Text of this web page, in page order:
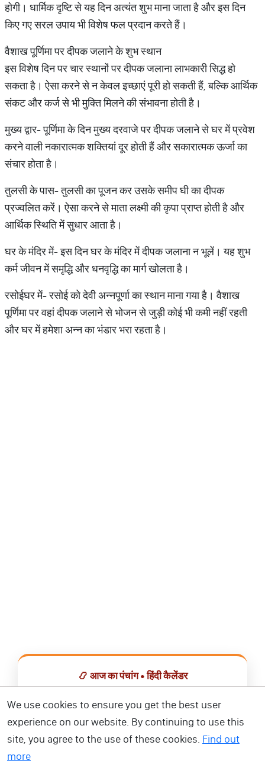
होगी। धार्मिक दृष्टि से यह दिन अत्यंत शुभ माना जाता है और इस दिन
किए गए सरल उपाय भी विशेष फल प्रदान करते हैं।
वैशाख पूर्णिमा पर दीपक जलाने के शुभ स्थान
इस विशेष दिन पर चार स्थानों पर दीपक जलाना लाभकारी सिद्ध हो
सकता है। ऐसा करने से न केवल इच्छाएं पूरी हो सकती हैं, बल्कि आर्थिक
संकट और कर्ज से भी मुक्ति मिलने की संभावना होती है।
मुख्य द्वार- पूर्णिमा के दिन मुख्य दरवाजे पर दीपक जलाने से घर में प्रवेश
करने वाली नकारात्मक शक्तियां दूर होती हैं और सकारात्मक ऊर्जा का
संचार होता है।
तुलसी के पास- तुलसी का पूजन कर उसके समीप घी का दीपक
प्रज्वलित करें। ऐसा करने से माता लक्ष्मी की कृपा प्राप्त होती है और
आर्थिक स्थिति में सुधार आता है।
घर के मंदिर में- इस दिन घर के मंदिर में दीपक जलाना न भूलें। यह शुभ
कर्म जीवन में समृद्धि और धनवृद्धि का मार्ग खोलता है।
रसोईघर में- रसोई को देवी अन्नपूर्णा का स्थान माना गया है। वैशाख
पूर्णिमा पर वहां दीपक जलाने से भोजन से जुड़ी कोई भी कमी नहीं रहती
और घर में हमेशा अन्न का भंडार भरा रहता है।
📿 आज का पंचांग • हिंदी कैलेंडर
📅 हिंदी कैलेंडर ऐप डाउनलोड करें
We use cookies to ensure you get the best user
experience on our website. By continuing to use this
site, you agree to the use of these cookies. Find out
more